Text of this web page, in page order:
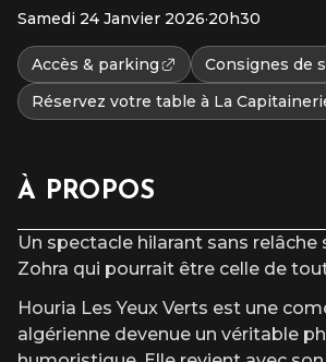
Samedi 24 Janvier 2026·20h30
Accès & parking
Consignes de
Réservez votre table à La
À PROPOS
Un spectacle hilarant sans relâche
Zohra qui pourrait être celle de
Houria Les Yeux Verts est une
algérienne devenue un véritable